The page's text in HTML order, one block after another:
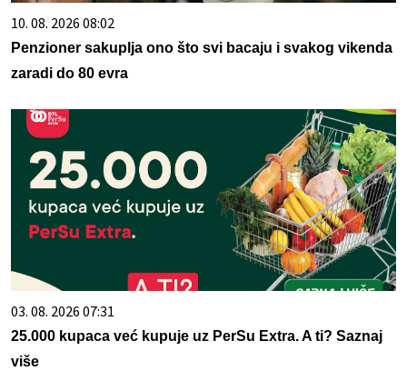
10. 08. 2026 08:02
Penzioner sakuplja ono što svi bacaju i svakog vikenda
zaradi do 80 evra
03. 08. 2026 07:31
25.000 kupaca već kupuje uz PerSu Extra. A ti? Saznaj
više